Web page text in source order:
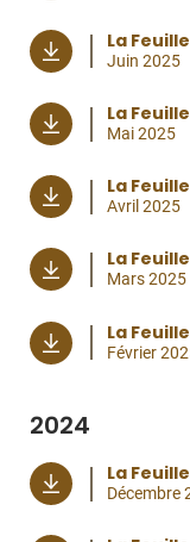
La
Juin 2025
La
Mai 2025
La Feuille
Avril 2025
La
Mars 2025
La
Février
2024
La
Décembre